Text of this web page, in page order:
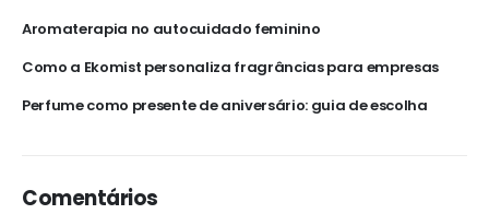
Aromaterapia no autocuidado feminino
Como a Ekomist personaliza fragrâncias para empresas
Perfume como presente de aniversário: guia de escolha
Comentários